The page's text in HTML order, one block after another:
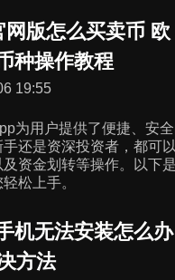
网版怎么买卖币
种操作教程
19:55
为用户提供了便捷、安
还是资深投资者，都可
资金划转等操作。以下
松上手。
机无法安装怎么
方法